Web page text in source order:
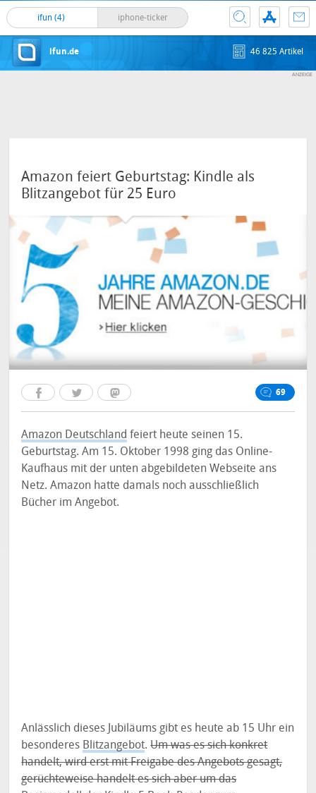
ifun (4) iphone-ticker
ifun.de 46 825 Artikel
Amazon feiert Geburtstag: Kindle als
Blitzangebot für 25 Euro
69
Amazon Deutschland feiert heute seinen 15.
Geburtstag. Am 15. Oktober 1998 ging das Online-
Kaufhaus mit der unten abgebildeten Webseite ans
Netz. Amazon hatte damals noch ausschließlich
Bücher im Angebot.
Anlässlich dieses Jubiläums gibt es heute ab 15 Uhr ein
besonderes Blitzangebot.Um was es sich konkret
handelt, wird erst mit Freigabe des Angebots gesagt,
gerüchteweise handelt es sich aber um das